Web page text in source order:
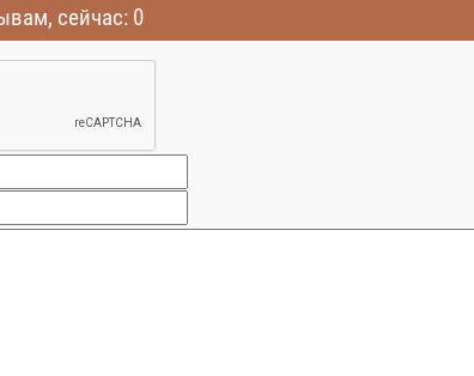
сейчас: 0